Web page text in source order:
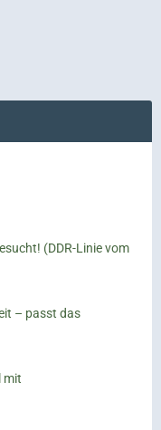
(DDR-Linie vom
– passt das
mit